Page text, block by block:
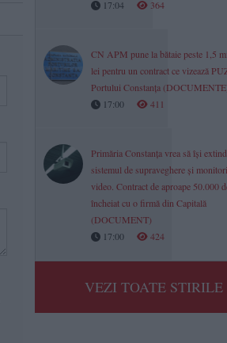
17:04
364
CN APM pune la bătaie peste 1,5
lei pentru un contract ce vizează
Portului Constanța
17:00
411
Primăria Constanța vrea să își
sistemul de supraveghere și
video. Contract de aproape 50.000
încheiat cu o firmă din Capitală
(DOCUMENT)
17:00
424
VEZI TOATE STIRILE